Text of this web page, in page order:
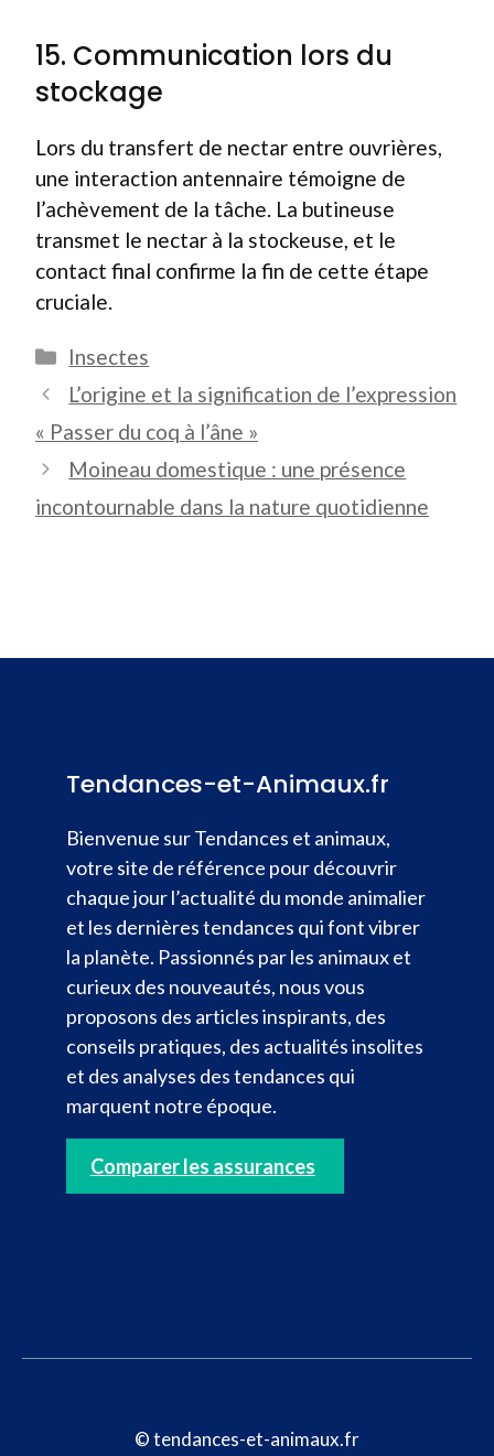
15. Communication lors du
stockage
Lors du transfert de nectar entre ouvrières,
une interaction antennaire témoigne de
l’achèvement de la tâche. La butineuse
transmet le nectar à la stockeuse, et le
contact final confirme la fin de cette étape
cruciale.
Catégories
Insectes
L’origine et la signification de l’expression
« Passer du coq à l’âne »
Moineau domestique : une présence
incontournable dans la nature quotidienne
Tendances-et-Animaux.fr
Bienvenue sur Tendances et animaux,
votre site de référence pour découvrir
chaque jour l’actualité du monde animalier
et les dernières tendances qui font vibrer
la planète. Passionnés par les animaux et
curieux des nouveautés, nous vous
proposons des articles inspirants, des
conseils pratiques, des actualités insolites
et des analyses des tendances qui
marquent notre époque.
Comparer les assurances
© tendances-et-animaux.fr